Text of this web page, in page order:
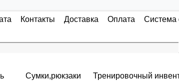
Контакты Доставка Оплата Система
Сумки,рюкзаки Тренировочный